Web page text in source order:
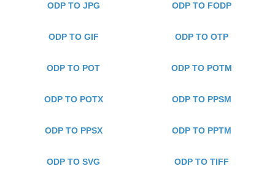
ODP TO JPG ODP TO FODP
ODP TO GIF ODP TO OTP
ODP TO POT ODP TO POTM
ODP TO POTX ODP TO PPSM
ODP TO PPSX ODP TO PPTM
ODP TO SVG ODP TO TIFF